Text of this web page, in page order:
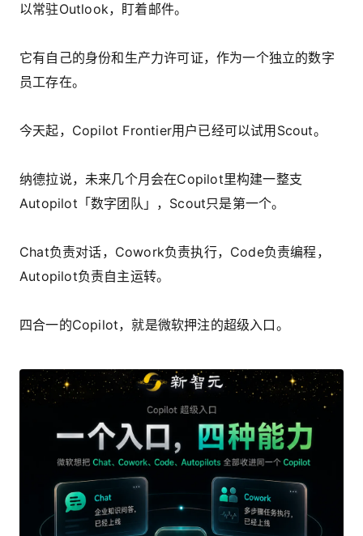
以常驻Outlook，盯着邮件。
它有自己的身份和生产力许可证，作为一个独立的数字
员工存在。
今天起，Copilot Frontier用户已经可以试用Scout。
纳德拉说，未来几个月会在Copilot里构建一整支
Autopilot「数字团队」，Scout只是第一个。
Chat负责对话，Cowork负责执行，Code负责编程，
Autopilot负责自主运转。
四合一的Copilot，就是微软押注的超级入口。